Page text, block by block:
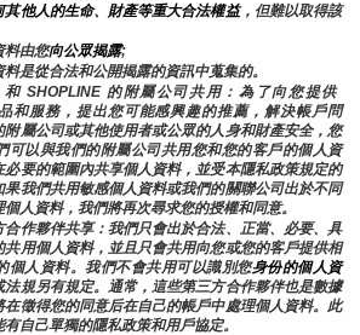
其他人的生命、財產等重大合法權益，但難以取得該
料由您向公眾揭露;
是從合法和公開揭露的資訊中蒐集的。
和 SHOPLINE 的附屬公司共用：為了向您提供
和服務，提出您可能感興趣的推薦，解決帳戶問
附屬公司或其他使用者或公眾的人身和財產安全，您
可以與我們的附屬公司共用您和您的客戶的個人資
必要的範圍內共享個人資料，並受本隱私政策規定的
果我們共用敏感個人資料或我們的關聯公司出於不同
人資料，我們將再次尋求您的授權和同意。
合作夥伴共享：我們只會出於合法、正當、必要、具
共用個人資料，並且只會共用向您或您的客戶提供相
個人資料。我們不會共用可以識別您身份的個人資
法規另有規定。通常，這些第三方合作夥伴也是數據
在徵得您的同意后在自己的帳戶中處理個人資料。此
自己單獨的隱私政策和用戶協定。